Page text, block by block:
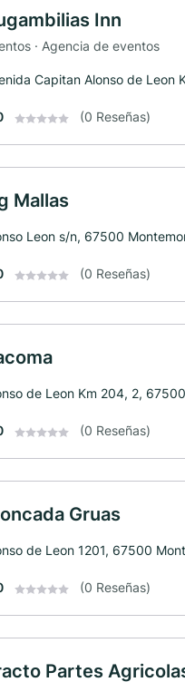
Inn
· Agencia de eventos
Capitan Alonso de Leon
(0 Reseñas)
Mallas
Leon s/n, 67500
(0 Reseñas)
de Leon Km 204, 2,
(0 Reseñas)
Gruas
de Leon 1201, 67500
(0 Reseñas)
Partes